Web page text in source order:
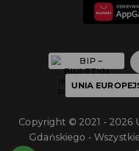
UNIA
Copyright © 2021 - 2026
Gdańskiego -